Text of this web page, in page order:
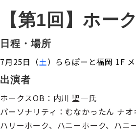
【第1回】ホー
日程・場所
7月25日（土）ららぽーと福岡 1F
出演者
ホークスOB：内川 聖一氏
パーソナリティ：むなかったん ナ
ハリーホーク、ハニーホーク、ハニ